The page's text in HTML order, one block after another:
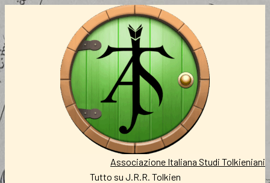
contenuto
Associazione Italiana Studi Tolkieniani
Tutto su J.R.R. Tolkien